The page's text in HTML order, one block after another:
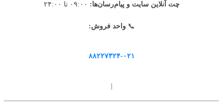
چت آنلاین سایت و پیام‌رسان‌ها:
📞واحد فروش:
۸۸۲۲۷۳۲۴-۰۲۱